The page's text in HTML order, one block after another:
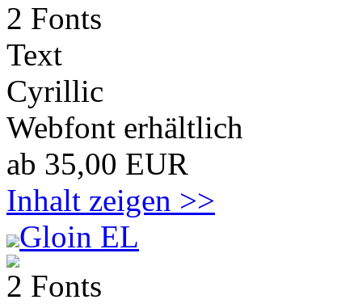
2 Fonts
Text
Cyrillic
Webfont erhältlich
ab 35,00 EUR
Inhalt zeigen >>
Gloin EL
2 Fonts